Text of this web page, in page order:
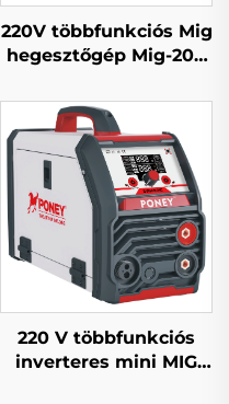
220V többfunkciós Mig
hegesztőgép Mig-200
digitális szabályozású
szinergikus
hegesztőgép
220 V többfunkciós
inverteres mini MIG